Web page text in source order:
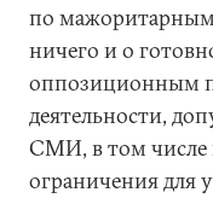
по мажоритарным
ничего и о
оппозиционным
деятельности,
СМИ, в том числе
ограничения для